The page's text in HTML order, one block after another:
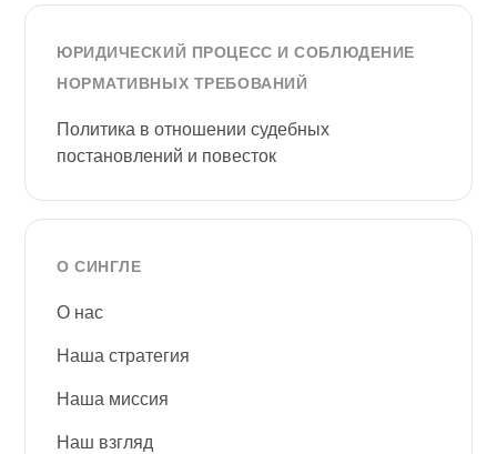
ЮРИДИЧЕСКИЙ ПРОЦЕСС И СОБЛЮДЕНИЕ
НОРМАТИВНЫХ ТРЕБОВАНИЙ
Политика в отношении судебных
постановлений и повесток
О СИНГЛЕ
О нас
Наша стратегия
Наша миссия
Наш взгляд